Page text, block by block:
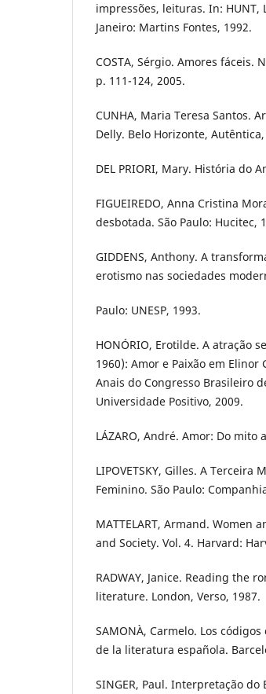
impressões, leituras. In:
Janeiro: Martins Fontes, 1992.
COSTA, Sérgio. Amores fáceis.
p. 111-124, 2005.
CUNHA, Maria Teresa Santos.
Delly. Belo Horizonte, Autêntica,
DEL PRIORI, Mary. História do
FIGUEIREDO, Anna Cristina
desbotada. São Paulo: Hucitec,
GIDDENS, Anthony. A
erotismo nas sociedades
Paulo: UNESP, 1993.
HONÓRIO, Erotilde. A atração
1960): Amor e Paixão em
Anais do Congresso Brasileiro
Universidade Positivo, 2009.
LÁZARO, André. Amor: Do mito
LIPOVETSKY, Gilles. A
Feminino. São Paulo:
MATTELART, Armand.
and Society. Vol. 4. Harvard:
RADWAY, Janice. Reading the
literature. London, Verso, 1987.
SAMONÀ, Carmelo. Los
de la literatura española.
SINGER, Paul. Interpretação